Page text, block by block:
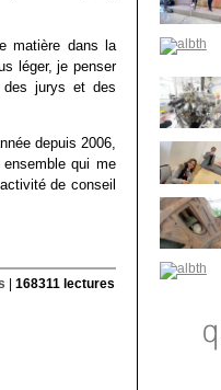
matière dans la
léger, je penser
des jurys et des
depuis 2006,
qui me
de conseil
168311 lectures